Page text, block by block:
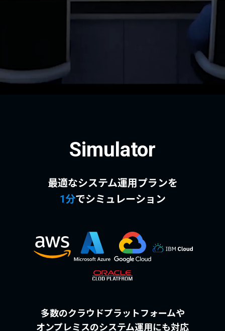
Simulator
最適なシステム運用プランを
1分でシミュレーション
多数のクラウドプラットフォームや
オンプレミスのシステム運用にも対応